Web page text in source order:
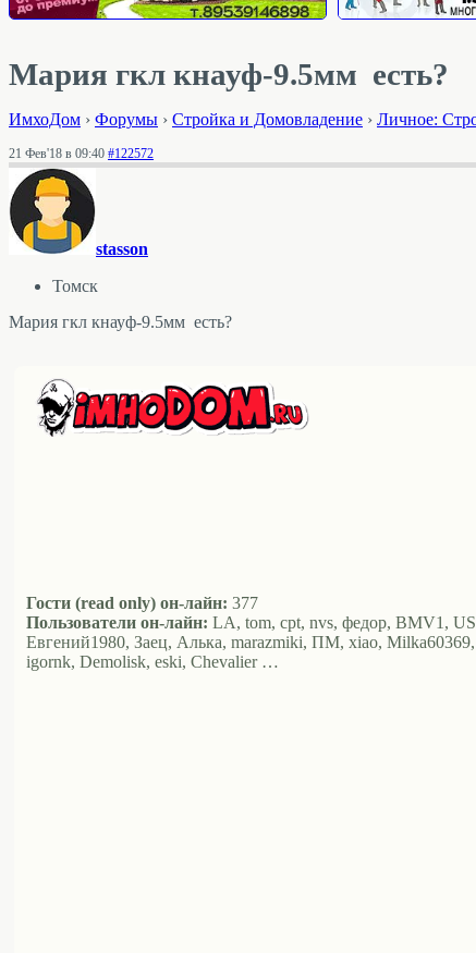
Мария гкл кнауф-9.5мм есть?
ИмхоДом › Форумы › Стройка и Домовладение › Личное:
21 Фев'18 в 09:40 #122572
stasson
Томск
Мария гкл кнауф-9.5мм есть?
Гости (read only) он-лайн: 377
Пользователи он-лайн: LA, tom, cpt, nvs, федор, BMV1,
Евгений1980, Заец, Алька, marazmiki, ПМ, xiao,
igornk, Demolisk, eski, Chevalier …